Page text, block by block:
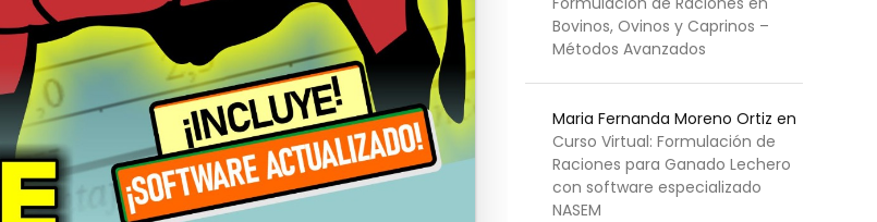
Bovinos, Ovinos y Caprinos –
Métodos Avanzados
Maria Fernanda Moreno Ortiz en
Curso Virtual: Formulación de
Raciones para Ganado Lechero
con software especializado
NASEM